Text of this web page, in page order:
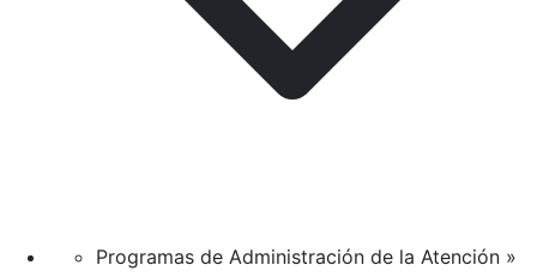
Programas de Administración de la Atención »